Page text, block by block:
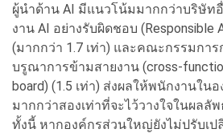
ผู้นำด้าน AI มีแนวโน้มมากกว่าบริษัท
งาน AI อย่างรับผิดชอบ (Responsible
(มากกว่า 1.7 เท่า) และคณะกรรมกา
บรูณาการข้ามสายงาน (cross-
board) (1.5 เท่า) ส่งผลให้พนักงานใน
มากกว่าสองเท่าที่จะไว้วางใจในผลลั
ทั้งนี้ หากองค์กรส่วนใหญ่ยังไม่ปรับเป